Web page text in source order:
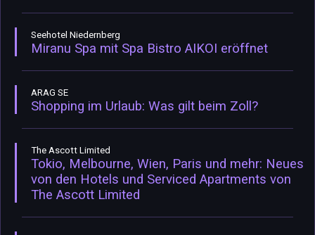
Seehotel Niedernberg
Miranu Spa mit Spa Bistro AIKOI eröffnet
ARAG SE
Shopping im Urlaub: Was gilt beim Zoll?
The Ascott Limited
Tokio, Melbourne, Wien, Paris und mehr: Neues
von den Hotels und Serviced Apartments von
The Ascott Limited